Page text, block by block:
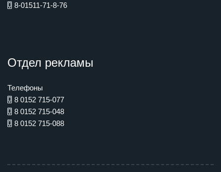
8-01511-71-8-76
Отдел рекламы
Телефоны
8 0152 715-077
8 0152 715-048
8 0152 715-088